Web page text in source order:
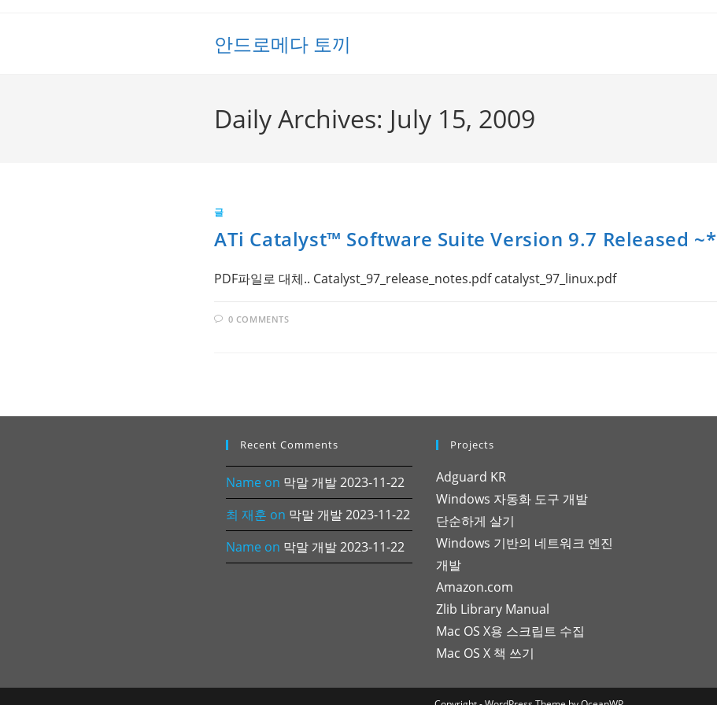
안드로메다 토끼
Daily Archives: July 15, 2009
글
ATi Catalyst™ Software Suite Version 9.7 Released ~*
PDF파일로 대체.. Catalyst_97_release_notes.pdf catalyst_97_linux.pdf
0 COMMENTS
Recent Comments
Name on 막말 개발 2023-11-22
최 재훈 on 막말 개발 2023-11-22
Name on 막말 개발 2023-11-22
Projects
Adguard KR
Windows 자동화 도구 개발
단순하게 살기
Windows 기반의 네트워크 엔진
개발
Amazon.com
Zlib Library Manual
Mac OS X용 스크립트 수집
Mac OS X 책 쓰기